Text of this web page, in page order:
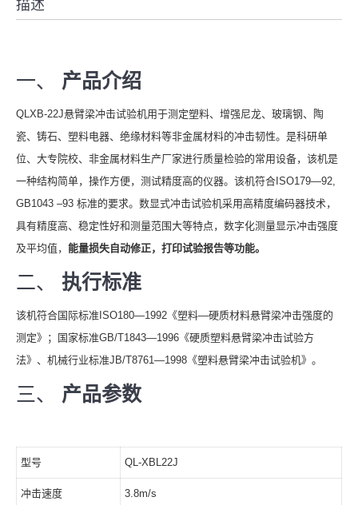
描述
一、 产品介绍
QLXB-22J悬臂梁冲击试验机用于测定塑料、增强尼龙、玻璃钢、陶
瓷、铸石、塑料电器、绝缘材料等非金属材料的冲击韧性。是科研单
位、大专院校、非金属材料生产厂家进行质量检验的常用设备，该机是
一种结构简单，操作方便，测试精度高的仪器。该机符合ISO179—92,
GB1043 –93 标准的要求。数显式冲击试验机采用高精度编码器技术，
具有精度高、稳定性好和测量范围大等特点，数字化测量显示冲击强度
及平均值， 能量损失自动修正， 打印试验报告等功能。
二、 执行标准
该机符合国际标准ISO180—1992《塑料—硬质材料悬臂梁冲击强度的
测定》；国家标准GB/T1843—1996《硬质塑料悬臂梁冲击试验方
法》、机械行业标准JB/T8761—1998《塑料悬臂梁冲击试验机》。
三、 产品参数
型号 QL-XBL22J
冲击速度 3.8m/s